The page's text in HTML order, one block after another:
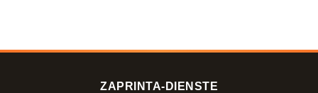
ZAPRINTA-DIENSTE